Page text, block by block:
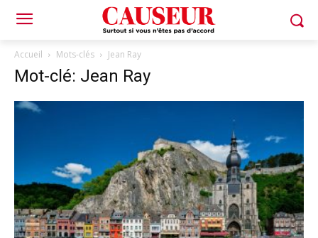
Accueil Mots-clés Jean Ray
Mot-clé: Jean Ray